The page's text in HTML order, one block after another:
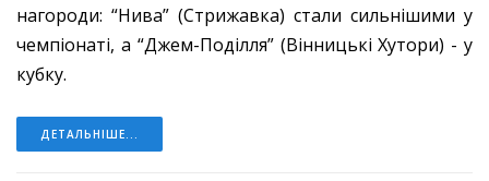
нагороди: “Нива” (Стрижавка) стали сильнішими у
чемпіонаті, а “Джем-Поділля” (Вінницькі Хутори) - у
кубку.
ДЕТАЛЬНІШЕ...